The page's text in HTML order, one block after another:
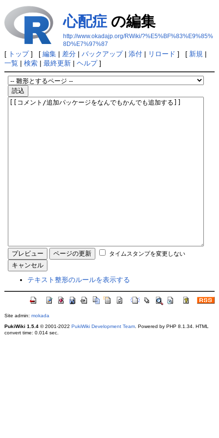
心配症の編集
http://www.okadajp.org/RWiki/?%E5%BF%83%E9%85%
8D%E7%97%87
[ トップ] [ 編集| 差分| バックアップ| 添付| リロード ] [ 新規 |
一覧| 検索| 最終更新| ヘルプ]
タイムスタンプを変更しない
テキスト整形のルールを表示する
Site admin: mokada
PukiWiki 1.5.4© 2001-2022 PukiWiki Development Team. Powered by PHP 8.1.34. HTML
convert time: 0.014 sec.